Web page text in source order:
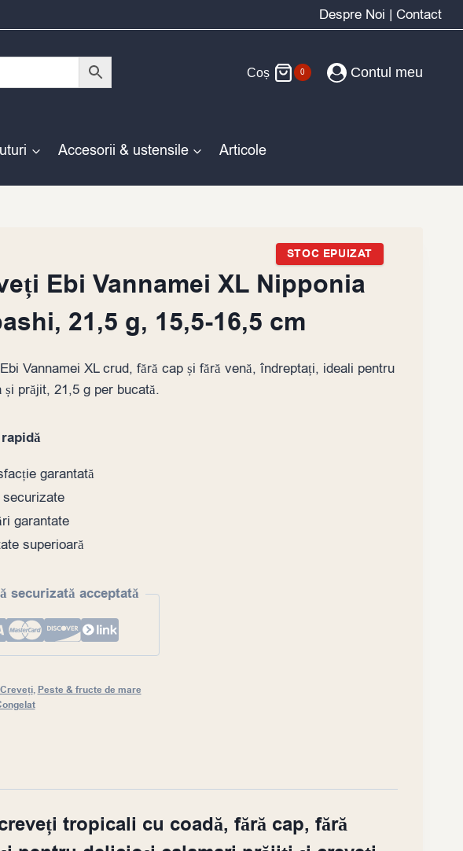
Despre Noi | Contact
Coș 0 Contul meu
Accesorii & ustensile Articole
STOC EPUIZAT
Ebi Vannamei XL Nipponia
21,5 g, 15,5-16,5 cm
Vannamei XL crud, fără cap și fără venă, îndreptați, ideali pentru
și prăjit, 21,5 g per bucată.
garantată
securizate
garantate
superioară
securizată acceptată
Creveți,Peste & fructe de mare
tropicali cu coadă, fără cap, fără